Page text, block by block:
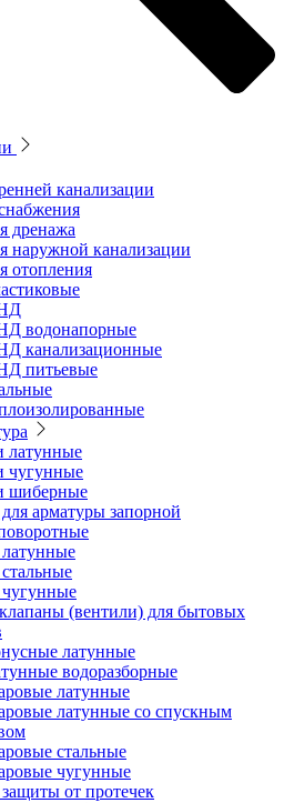
канализации
дренажа
наружной канализации
отопления
водонапорные
канализационные
питьевые
латунные
чугунные
шиберные
арматуры запорной
(вентили) для бытовых
латунные
водоразборные
латунные
латунные со спускным
стальные
чугунные
от протечек